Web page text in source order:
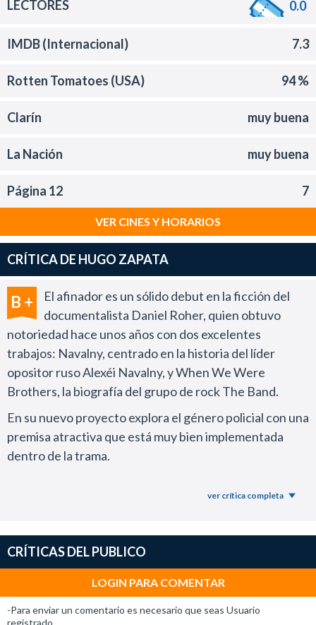
LECTORES 0.0
IMDB (Internacional) 7.3
Rotten Tomatoes (USA) 94 %
Clarín muy buena
La Nación muy buena
Página 12 7
VER CINES Y HORARIOS
CRÍTICA DE HUGO ZAPATA
B +
El afinador es un sólido debut en la ficción del
documentalista Daniel Roher, quien obtuvo
notoriedad hace unos años con dos excelentes
trabajos: Navalny, centrado en la historia del líder
opositor ruso Alexéi Navalny, y When We Were
Brothers, la biografía del grupo de rock The Band.
En su nuevo proyecto explora el género policial con una
premisa atractiva que está muy bien implementada
dentro de la trama.
hiperacusia, cuya hipersensibilidad auditiva le permite
Cuando su mentor enferma y la familia termina en una
situación financiera complicada, el joven acepta la
oferta de una banda de criminales que utiliza su talento
para llevar a cabo una serie de robos.
ver crítica completa
CRÍTICAS DEL PUBLICO
LOGIN PARA COMENTAR
-Para enviar un comentario es necesario que seas Usuario
registrado.